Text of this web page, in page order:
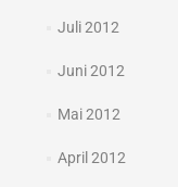
Juli 2012
Juni 2012
Mai 2012
April 2012